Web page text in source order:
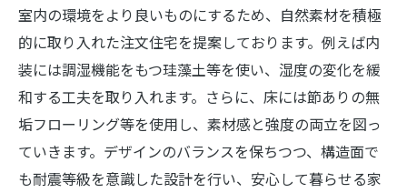
室内の環境をより良いものにするため、自然素材を積極
的に取り入れた注文住宅を提案しております。例えば内
装には調湿機能をもつ珪藻土等を使い、湿度の変化を緩
和する工夫を取り入れます。さらに、床には節ありの無
垢フローリング等を使用し、素材感と強度の両立を図っ
ていきます。デザインのバランスを保ちつつ、構造面で
も耐震等級を意識した設計を行い、安心して暮らせる家